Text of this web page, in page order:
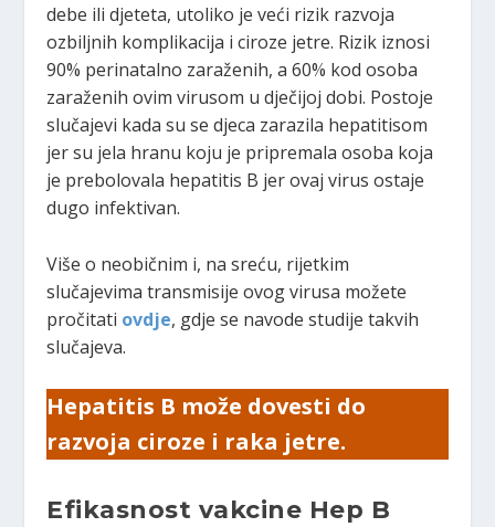
debe ili djeteta, utoliko je veći rizik razvoja
ozbiljnih komplikacija i ciroze jetre. Rizik iznosi
90% perinatalno zaraženih, a 60% kod osoba
zaraženih ovim virusom u dječijoj dobi. Postoje
slučajevi kada su se djeca zarazila hepatitisom
jer su jela hranu koju je pripremala osoba koja
je prebolovala hepatitis B jer ovaj virus ostaje
dugo infektivan.
Više o neobičnim i, na sreću, rijetkim
slučajevima transmisije ovog virusa možete
pročitati ovdje, gdje se navode studije takvih
slučajeva.
Hepatitis B može dovesti do
razvoja ciroze i raka jetre.
Efikasnost vakcine Hep B